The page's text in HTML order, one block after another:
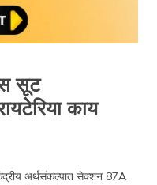
सूट
काय
अर्थसंकल्पात सेक्शन 87A